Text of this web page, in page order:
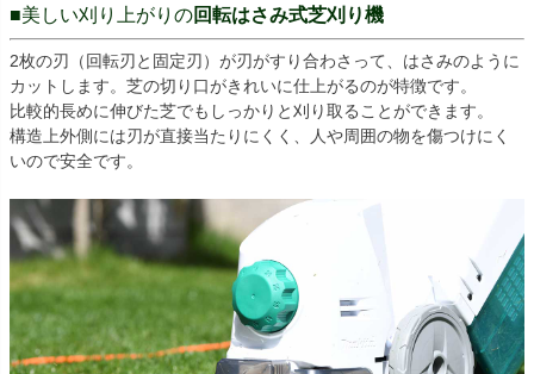
■美しい刈り上がりの回転はさみ式芝刈り機
2枚の刃（回転刃と固定刃）が刃がすり合わさって、はさみのように
カットします。芝の切り口がきれいに仕上がるのが特徴です。
比較的長めに伸びた芝でもしっかりと刈り取ることができます。
構造上外側には刃が直接当たりにくく、人や周囲の物を傷つけにく
いので安全です。